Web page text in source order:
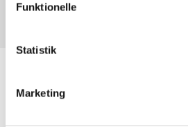
Funktionelle
Statistik
Marketing